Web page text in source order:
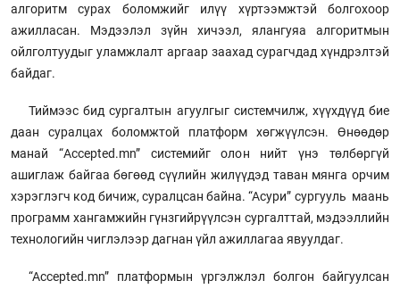
алгоритм сурах боломжийг илүү хүртээмжтэй болгохоор
ажилласан. Мэдээлэл зүйн хичээл, ялангуяа алгоритмын
ойлголтуудыг уламжлалт аргаар заахад сурагчдад хүндрэлтэй
байдаг.
Тиймээс бид сургалтын агуулгыг системчилж, хүүхдүүд бие
даан суралцах боломжтой платформ хөгжүүлсэн. Өнөөдөр
манай “Accepted.mn” системийг олон нийт үнэ төлбөргүй
ашиглаж байгаа бөгөөд сүүлийн жилүүдэд таван мянга орчим
хэрэглэгч код бичиж, суралцсан байна. “Асури” сургууль маань
программ хангамжийн гүнзгийрүүлсэн сургалттай, мэдээллийн
технологийн чиглэлээр дагнан үйл ажиллагаа явуулдаг.
“Accepted.mn” платформын үргэлжлэл болгон байгуулсан